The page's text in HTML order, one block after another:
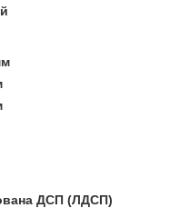
ДСП (ЛДСП)